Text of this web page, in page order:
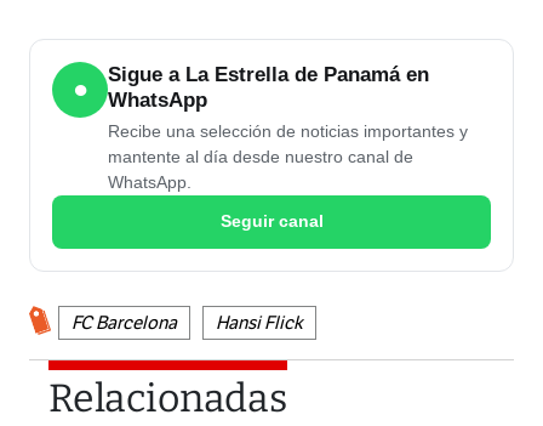
●
Sigue a La Estrella de Panamá en
WhatsApp
Recibe una selección de noticias importantes y
mantente al día desde nuestro canal de
WhatsApp.
Seguir canal
FC Barcelona Hansi Flick
Relacionadas